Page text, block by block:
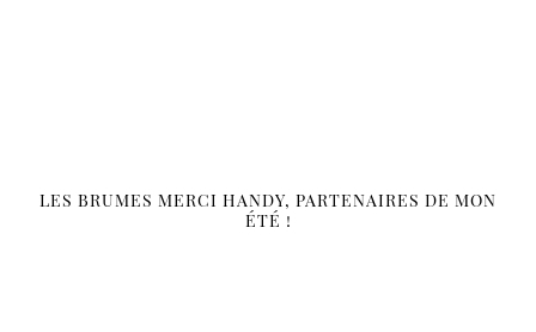
LES BRUMES MERCI HANDY, PARTENAIRES DE MON
ÉTÉ !